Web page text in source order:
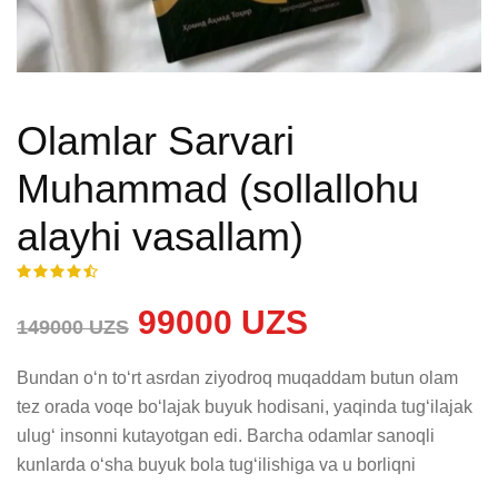
Olamlar Sarvari
Muhammad (sollallohu
alayhi vasallam)
149000 UZS 99000 UZS
Bundan o‘n to‘rt asrdan ziyodroq muqaddam butun olam
tez orada voqe bo‘lajak buyuk hodisani, yaqinda tug‘ilajak
ulug‘ insonni kutayotgan edi. Barcha odamlar sanoqli
kunlarda o‘sha buyuk bola tug‘ilishiga va u borliqni